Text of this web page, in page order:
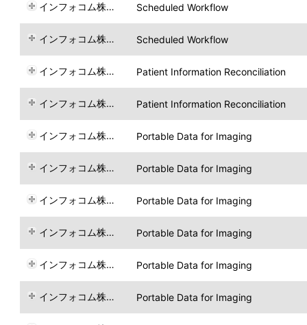
インフォコム株式会社 Scheduled Workflow
インフォコム株式会社 Scheduled Workflow
インフォコム株式会社 Patient Information Reconciliation
インフォコム株式会社 Patient Information Reconciliation
インフォコム株式会社 Portable Data for Imaging
インフォコム株式会社 Portable Data for Imaging
インフォコム株式会社 Portable Data for Imaging
インフォコム株式会社 Portable Data for Imaging
インフォコム株式会社 Portable Data for Imaging
インフォコム株式会社 Portable Data for Imaging